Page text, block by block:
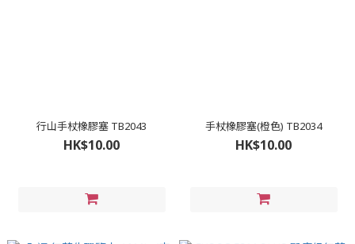
行山手杖橡膠塞 TB2043
HK$10.00
手杖橡膠塞(橙色) TB2034
HK$10.00